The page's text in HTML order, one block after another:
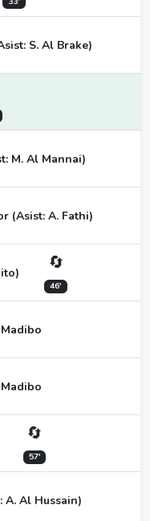
S. Al Brake)
M. Al Mannai)
(Asist: A. Fathi)
🔄
46'
🔄
57'
A. Al Hussain)